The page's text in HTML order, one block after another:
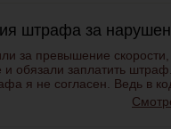
штрафа за
за превышение
и обязали заплатить
я не согласен. Ведь в